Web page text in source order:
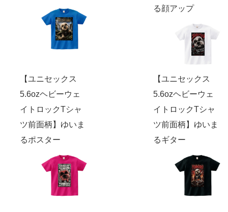
る顔アップ
【ユニセックス
5.6ozヘビーウェ
イトロックTシャ
ツ前面柄】ゆいま
るポスター
【ユニセックス
5.6ozヘビーウェ
イトロックTシャ
ツ前面柄】ゆいま
るギター